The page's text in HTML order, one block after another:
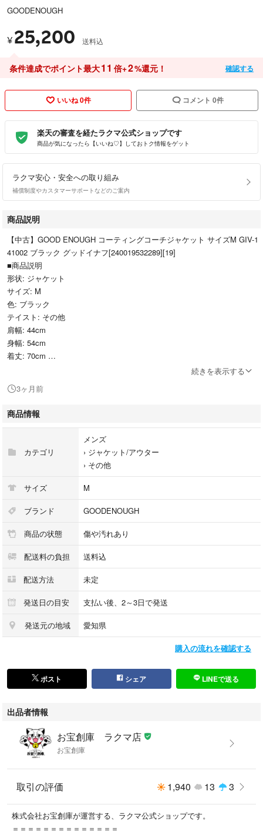
GOODENOUGH
¥ 25,200 送料込
条件達成でポイント最大11 倍+2%還元！ 確認する
いいね 0件 コメント 0件
楽天の審査を経たラクマ公式ショップです
商品が気になったら【いいね♡】しておトク情報をゲット
ラクマ安心・安全への取り組み
補償制度やカスタマーサポートなどのご案内
商品説明
【中古】GOOD ENOUGH コーティングコーチジャケット サイズM GIV-1
41002 ブラック グッドイナフ[240019532289][19]
■商品説明
形状: ジャケット
サイズ: M
色: ブラック
テイスト: その他
肩幅: 44cm
身幅: 54cm
着丈: 70cm
GOOD ENOUGH コーティングコーチジャケット サイズM GIV-141002 ブ
■状態
■カラー：ブラック
■サイズ：M
■採寸
肩幅：約44cm
身幅：約54cm(脇下)
全体的にスレやほつれ、色移りなどの使用感があります。
中古のお品物になりますのでご了承くださいませ。
付属品は画像の物が全てになります。（スタンドは当店の備品になりま
続きを表示する
3ヶ月前
商品情報
カテゴリ
メンズ
› ジャケット/アウター
› その他
サイズ M
ブランド GOODENOUGH
商品の状態 傷や汚れあり
配送料の負担 送料込
配送方法 未定
発送日の目安 支払い後、2～3日で発送
発送元の地域 愛知県
購入の流れを確認する
ポスト シェア LINEで送る
出品者情報
お宝創庫 ラクマ店
お宝創庫
取引の評価 1,940 13 3
株式会社お宝創庫が運営する、ラクマ公式ショップです。
＝＝＝＝＝＝＝＝＝＝＝＝＝＝